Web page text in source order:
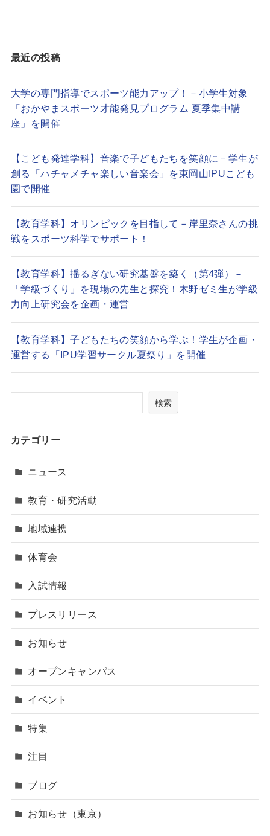
最近の投稿
大学の専門指導でスポーツ能力アップ！－小学生対象
「おかやまスポーツ才能発見プログラム 夏季集中講
座」を開催
【こども発達学科】音楽で子どもたちを笑顔に－学生が
創る「ハチャメチャ楽しい音楽会」を東岡山IPUこども
園で開催
【教育学科】オリンピックを目指して－岸里奈さんの挑
戦をスポーツ科学でサポート！
【教育学科】揺るぎない研究基盤を築く（第4弾）－
「学級づくり」を現場の先生と探究！木野ゼミ生が学級
力向上研究会を企画・運営
【教育学科】子どもたちの笑顔から学ぶ！学生が企画・
運営する「IPU学習サークル夏祭り」を開催
検索
カテゴリー
ニュース
教育・研究活動
地域連携
体育会
入試情報
プレスリリース
お知らせ
オープンキャンパス
イベント
特集
注目
ブログ
お知らせ（東京）